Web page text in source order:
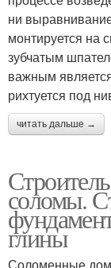
ни
монтируется на
зубчатым
важным
рихтуется под
читать дальше →
соломы.
глины